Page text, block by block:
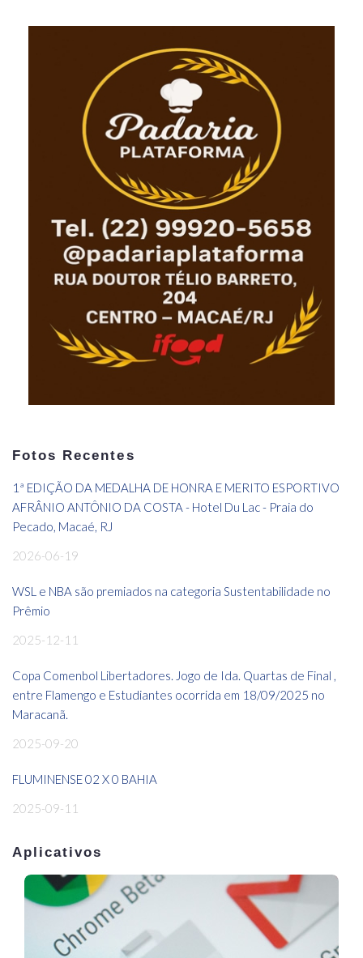
Fotos Recentes
1ª EDIÇÃO DA MEDALHA DE HONRA E MERITO ESPORTIVO
AFRÂNIO ANTÔNIO DA COSTA - Hotel Du Lac - Praia do
Pecado, Macaé, RJ
2026-06-19
WSL e NBA são premiados na categoria Sustentabilidade no
Prêmio
2025-12-11
Copa Comenbol Libertadores. Jogo de Ida. Quartas de Final ,
entre Flamengo e Estudiantes ocorrida em 18/09/2025 no
Maracanã.
2025-09-20
FLUMINENSE 02 X 0 BAHIA
2025-09-11
Aplicativos